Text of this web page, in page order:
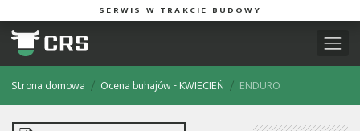
SERWIS W TRAKCIE BUDOWY
Strona domowa Ocena buhajów - KWIECIEŃ ENDURO